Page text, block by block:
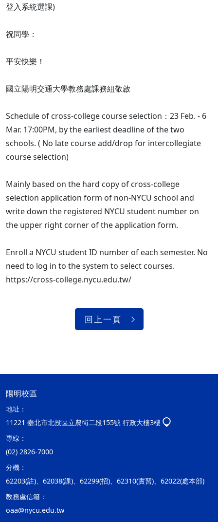
登入系統選課)
祝同學：
平安快樂！
國立陽明交通大學教務處課務組敬啟
Schedule of cross-college course selection：23 Feb. - 6
Mar. 17:00PM, by the earliest deadline of the two
schools. ( No late course add/drop for intercollegiate
course selection)
Mainly based on the hard copy of cross-college
selection application form of non-NYCU school and
write down the registered NYCU student number on
the upper right corner of the application form.
Enroll a NYCU student ID number of each semester. No
need to log in to the system to select courses.
https://cross-college.nycu.edu.tw/
回上一頁
陽明校區
地址：
11221 臺北市北投區立農街二段155號 行政大樓3樓
專線：
(02) 2826-7000
分機：
62203(註)、62038(課)、62299(招)、62310(實習)、62022(處本部)
教務處信箱：
oaa@nycu.edu.tw